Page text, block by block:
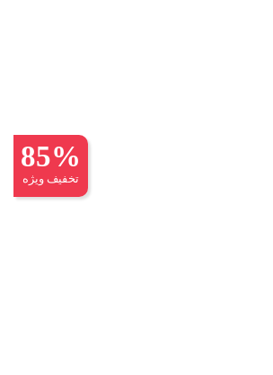
85%
تخفیف ویژه